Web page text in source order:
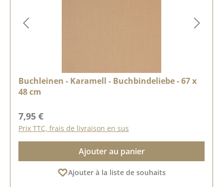
Buchleinen - Karamell - Buchbindeliebe - 67 x
48 cm
Prix régulier :
7,95 €
Prix TTC, frais de livraison en sus
Ajouter au panier
Ajouter à la liste de souhaits